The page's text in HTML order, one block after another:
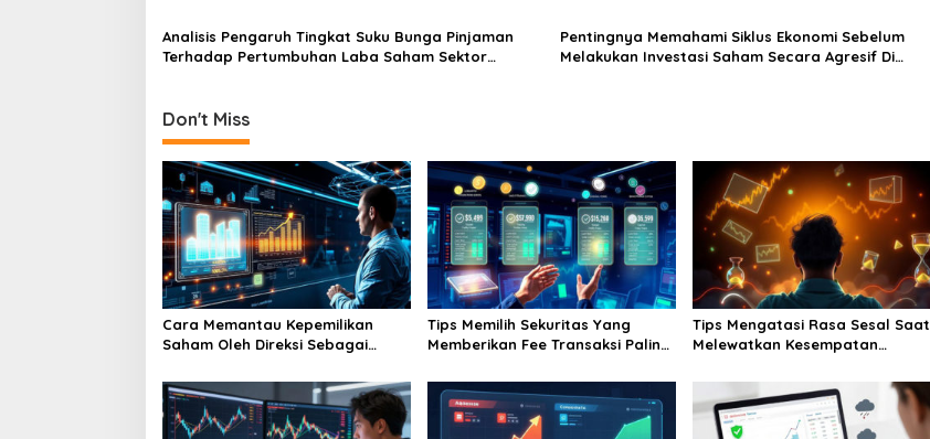
Analisis Pengaruh Tingkat Suku Bunga Pinjaman
Terhadap Pertumbuhan Laba Saham Sektor
Pentingnya Memahami Siklus Ekonomi Sebelum
Melakukan Investasi Saham Secara Agresif Di
Don't Miss
Cara Memantau Kepemilikan
Saham Oleh Direksi Sebagai
Perusahaan
Tips Memilih Sekuritas Yang
Memberikan Fee Transaksi Paling
Tips Mengatasi Rasa Sesal Saat
Melewatkan Kesempatan